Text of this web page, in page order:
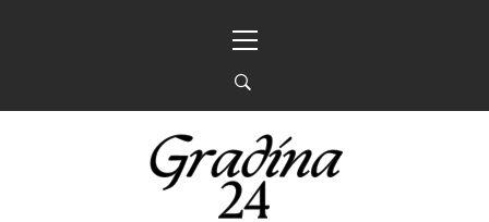
principal